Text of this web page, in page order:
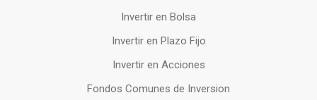
Invertir en Bolsa
Invertir en Plazo Fijo
Invertir en Acciones
Fondos Comunes de Inversion